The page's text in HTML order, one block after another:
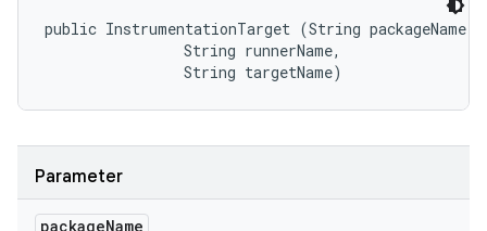
public InstrumentationTarget (String packageName,
                String runnerName,
                String targetName)
Parameter
packageName